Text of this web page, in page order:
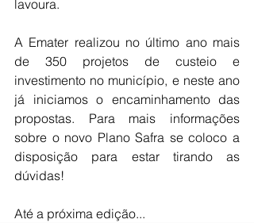
lavoura.
A Emater realizou no último ano mais
de 350 projetos de custeio e
investimento no município, e neste ano
já iniciamos o encaminhamento das
propostas. Para mais informações
sobre o novo Plano Safra se coloco a
disposição para estar tirando as
dúvidas!
Até a próxima edição...